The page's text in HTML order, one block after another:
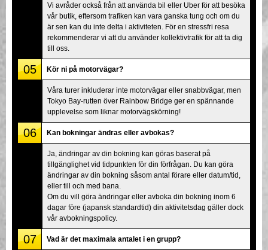
Vi avråder också från att använda bil eller Uber för att besöka
vår butik, eftersom trafiken kan vara ganska tung och om du
är sen kan du inte delta i aktiviteten. För en stressfri resa
rekommenderar vi att du använder kollektivtrafik för att ta dig
till oss.
05 Kör ni på motorvägar?
Våra turer inkluderar inte motorvägar eller snabbvägar, men
Tokyo Bay-rutten över Rainbow Bridge ger en spännande
upplevelse som liknar motorvägskörning!
06 Kan bokningar ändras eller avbokas?
Ja, ändringar av din bokning kan göras baserat på
tillgänglighet vid tidpunkten för din förfrågan. Du kan göra
ändringar av din bokning såsom antal förare eller datum/tid,
eller till och med bana.
Om du vill göra ändringar eller avboka din bokning inom 6
dagar före (japansk standardtid) din aktivitetsdag gäller dock
vår avbokningspolicy.
07 Vad är det maximala antalet i en grupp?